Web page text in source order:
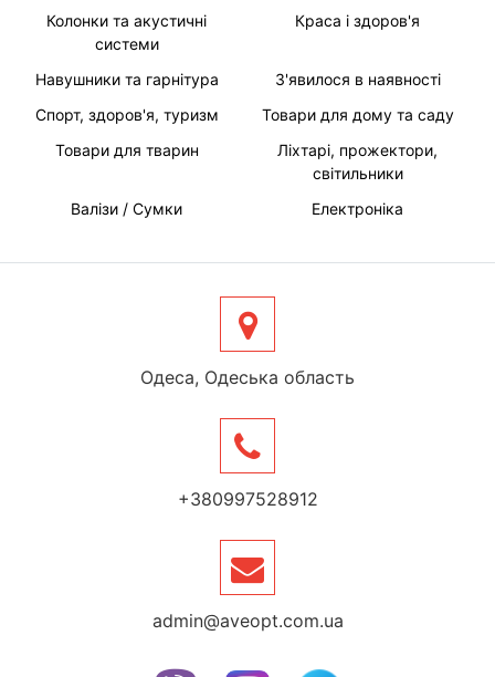
Колонки та акустичні
системи
Краса і здоров'я
Навушники та гарнітура
З'явилося в наявності
Спорт, здоров'я, туризм
Товари для дому та саду
Товари для тварин
Ліхтарі, прожектори,
світильники
Валізи / Сумки
Електроніка
Одеса, Одеська область
+380997528912
admin@aveopt.com.ua